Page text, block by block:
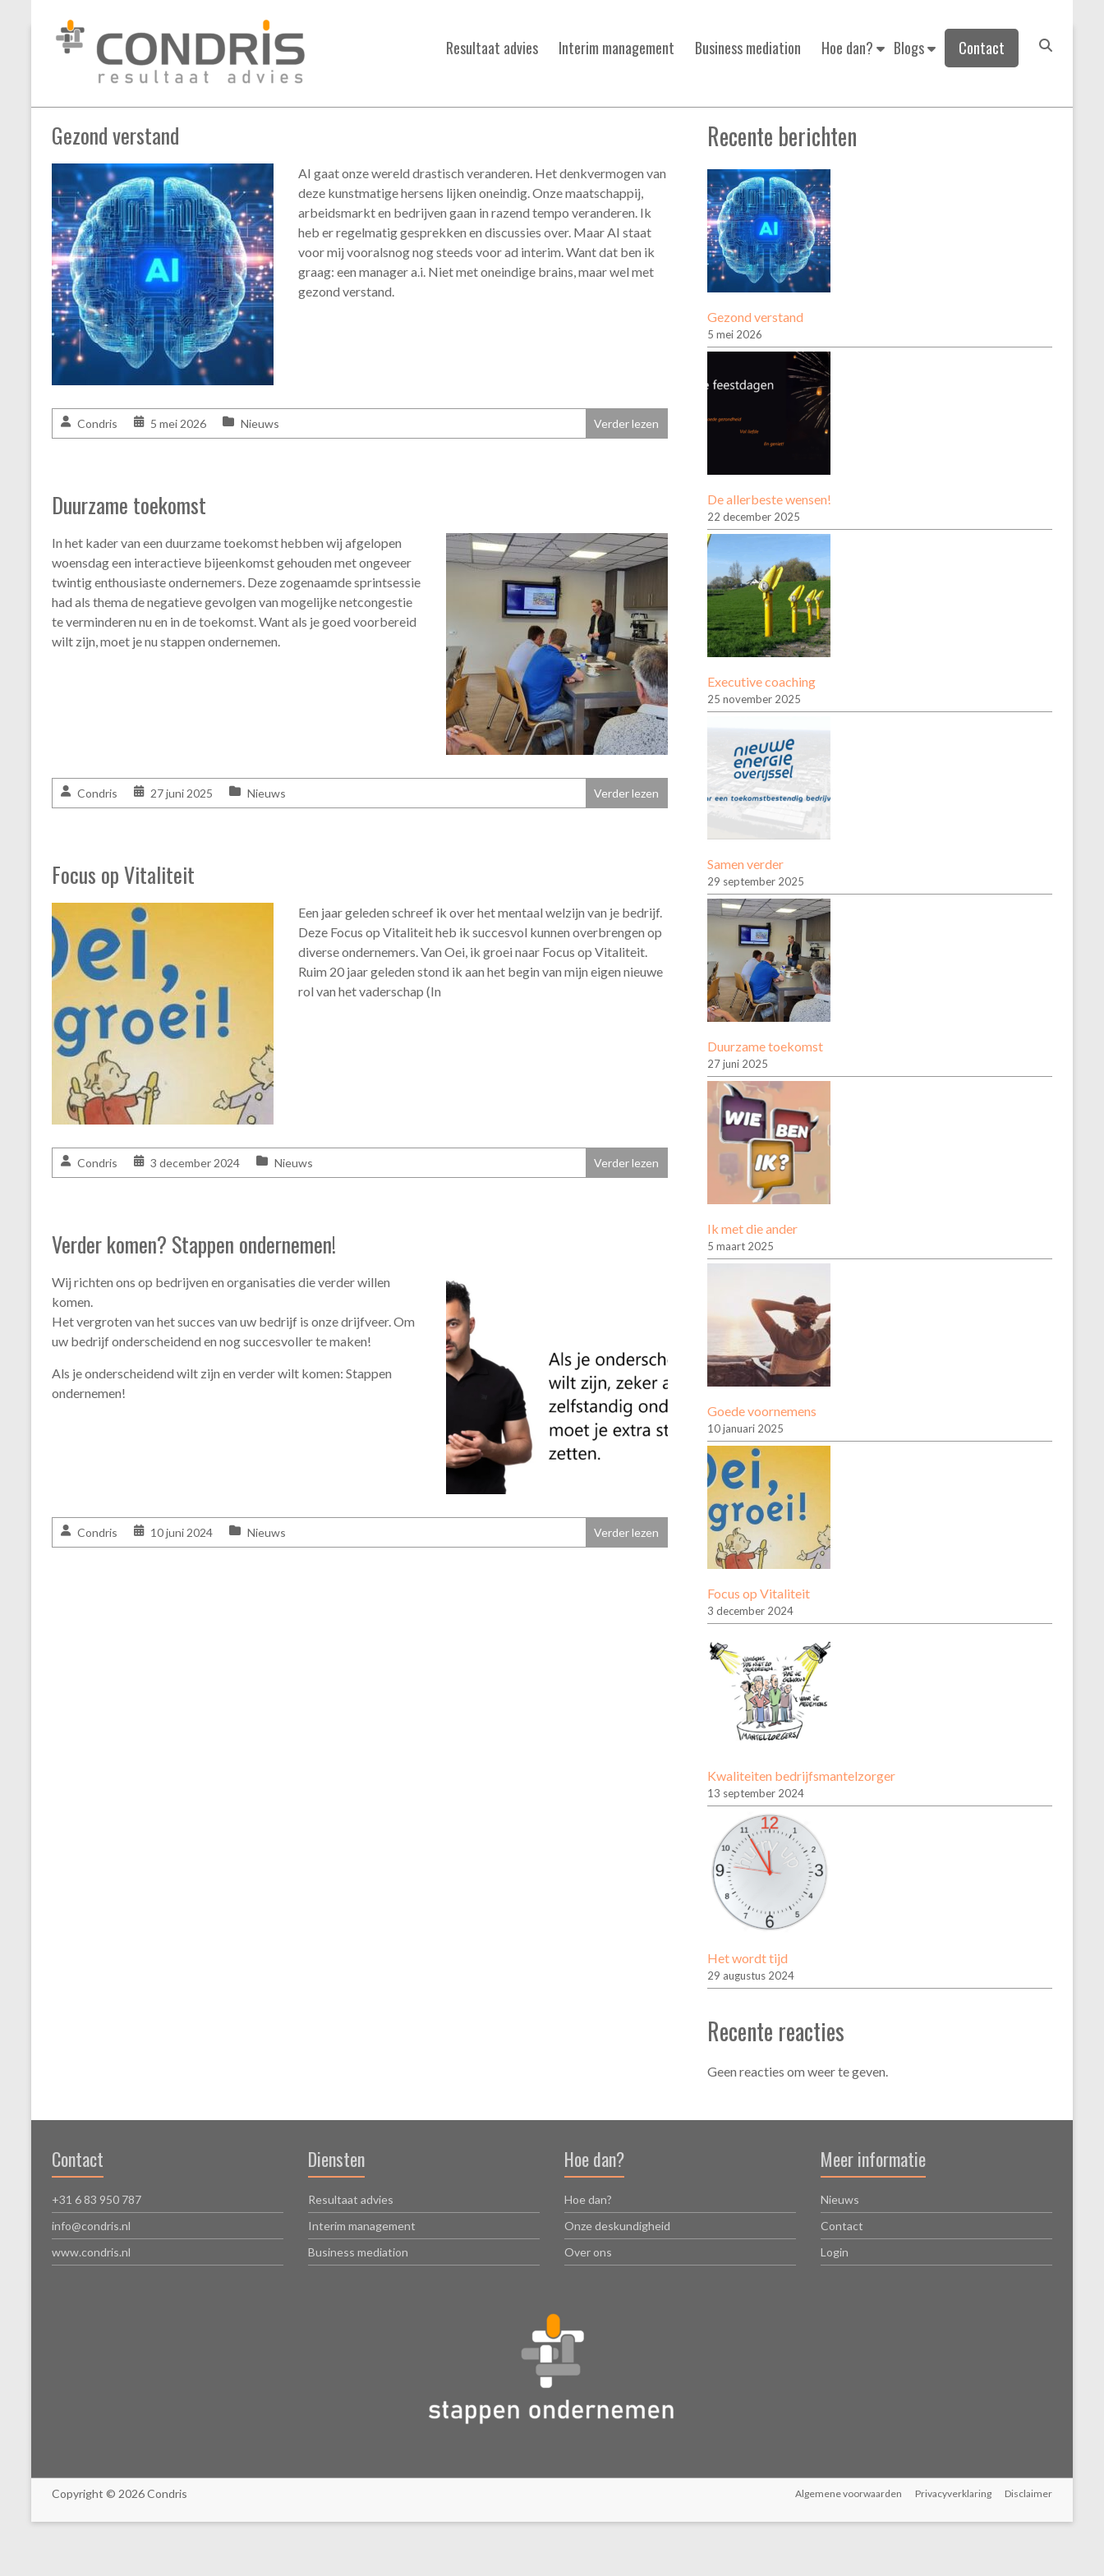
Condris
resultaat
advies
interim
management
business
mediation
Resultaat advies Interim management Business mediation Hoe dan? Blogs Contact
#succes U bent hier:Home»
Gezond verstand
AI gaat onze wereld drastisch veranderen. Het denkvermogen van
deze kunstmatige hersens lijken oneindig. Onze maatschappij,
arbeidsmarkt en bedrijven gaan in razend tempo veranderen. Ik
heb er regelmatig gesprekken en discussies over. Maar AI staat
voor mij vooralsnog nog steeds voor ad interim. Want dat ben ik
graag: een manager a.i. Niet met oneindige brains, maar wel met
gezond verstand.
Condris 5 mei 2026 Nieuws Verder lezen
Duurzame toekomst
In het kader van een duurzame toekomst hebben wij afgelopen
woensdag een interactieve bijeenkomst gehouden met ongeveer
twintig enthousiaste ondernemers. Deze zogenaamde sprintsessie
had als thema de negatieve gevolgen van mogelijke netcongestie
te verminderen nu en in de toekomst. Want als je goed voorbereid
wilt zijn, moet je nu stappen ondernemen.
Condris 27 juni 2025 Nieuws Verder lezen
Focus op Vitaliteit
Een jaar geleden schreef ik over het mentaal welzijn van je bedrijf.
Deze Focus op Vitaliteit heb ik succesvol kunnen overbrengen op
diverse ondernemers. Van Oei, ik groei naar Focus op Vitaliteit.
Ruim 20 jaar geleden stond ik aan het begin van mijn eigen nieuwe
rol van het vaderschap (In
Condris 3 december 2024 Nieuws Verder lezen
Verder komen? Stappen ondernemen!
Wij richten ons op bedrijven en organisaties die verder willen
komen.
Het vergroten van het succes van uw bedrijf is onze drijfveer. Om
uw bedrijf onderscheidend en nog succesvoller te maken!
Als je onderscheidend wilt zijn en verder wilt komen: Stappen
ondernemen!
Condris 10 juni 2024 Nieuws Verder lezen
Recente berichten
Gezond verstand
5 mei 2026
De allerbeste wensen!
22 december 2025
Executive coaching
25 november 2025
Samen verder
29 september 2025
Duurzame toekomst
27 juni 2025
Ik met die ander
5 maart 2025
Goede voornemens
10 januari 2025
Focus op Vitaliteit
3 december 2024
Kwaliteiten bedrijfsmantelzorger
13 september 2024
Het wordt tijd
29 augustus 2024
Recente reacties
Geen reacties om weer te geven.
Contact
+31 6 83 950 787
info@condris.nl
www.condris.nl
Diensten
Resultaat advies
Interim management
Business mediation
Hoe dan?
Hoe dan?
Onze deskundigheid
Over ons
Meer informatie
Nieuws
Contact
Login
Copyright © 2026 Condris Algemene voorwaarden Privacyverklaring Disclaimer